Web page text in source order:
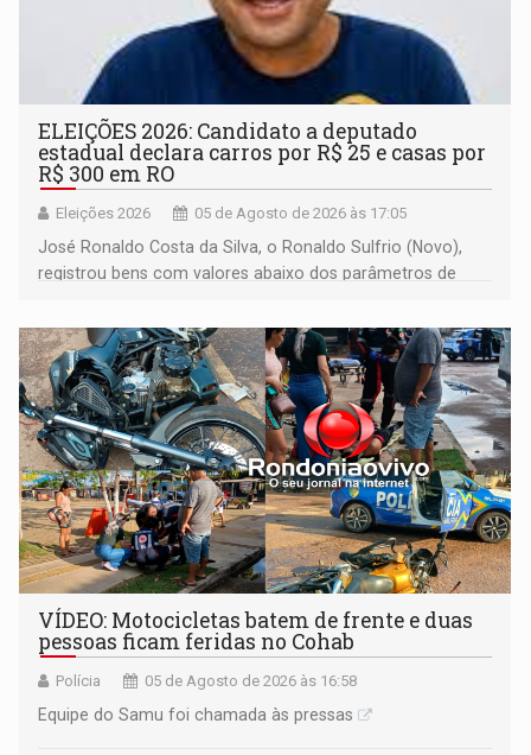
ELEIÇÕES 2026: Candidato a deputado
estadual declara carros por R$ 25 e casas por
R$ 300 em RO
Eleições 2026 05 de Agosto de 2026 às 17:05
José Ronaldo Costa da Silva, o Ronaldo Sulfrio (Novo),
registrou bens com valores abaixo dos parâmetros de
milhões
VÍDEO: Motocicletas batem de frente e duas
pessoas ficam feridas no Cohab
Polícia 05 de Agosto de 2026 às 16:58
Equipe do Samu foi chamada às pressas